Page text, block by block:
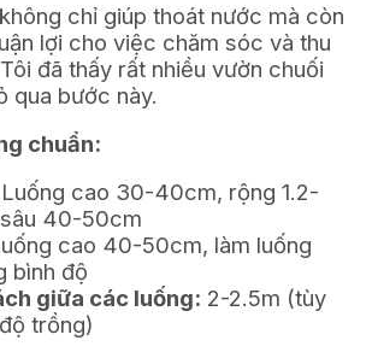
không chỉ giúp thoát nước mà còn
lợi cho việc chăm sóc và thu
đã thấy rất nhiều vườn chuối
qua bước này.
chuẩn:
Luống cao 30-40cm, rộng 1.2-
sâu 40-50cm
cao 40-50cm, làm luống
bình độ
giữa các luống: 2-2.5m (tùy
trồng)